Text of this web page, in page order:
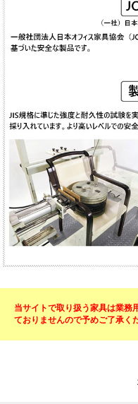
当サイトで取り扱う家具は業務
ておりませんので予めご了承く